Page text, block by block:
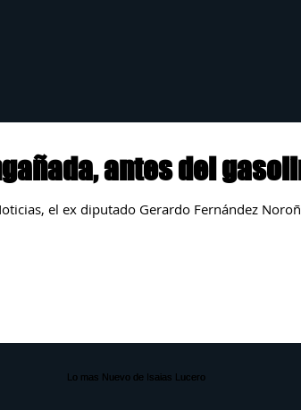
antes del
el ex diputado Gerardo Fernández